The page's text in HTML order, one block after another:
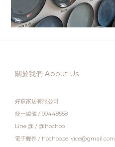
關於我們 About Us
好萩家居有限公司
統一編號 / 90448558
Line @ / @hochoo
電子郵件 / hochoo.service@gmail.com